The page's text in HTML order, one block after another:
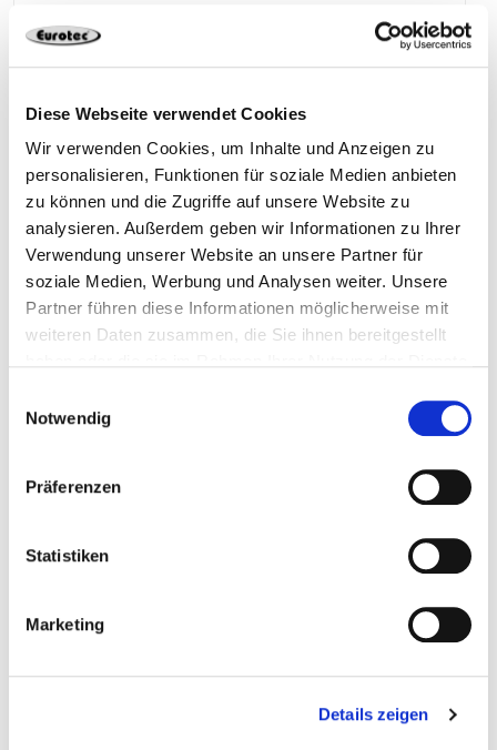
Diese Webseite verwendet Cookies
Wir verwenden Cookies, um Inhalte und Anzeigen zu
personalisieren, Funktionen für soziale Medien anbieten
zu können und die Zugriffe auf unsere Website zu
analysieren. Außerdem geben wir Informationen zu Ihrer
Verwendung unserer Website an unsere Partner für
soziale Medien, Werbung und Analysen weiter. Unsere
Partner führen diese Informationen möglicherweise mit
weiteren Daten zusammen, die Sie ihnen bereitgestellt
Notwendig
Präferenzen
Statistiken
Marketing
Details zeigen
946245 M12,0 x 200 mm Acero galvanizado
50 4064827158043
946246 M12,0 x 220 mm Acero galvanizado
946247 Acero galvanizado